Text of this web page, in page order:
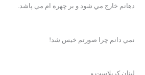
دهانم خارج مي شود و بر چهره ام مي پاشد.
نمي دانم چرا صورتم خيس شد!
لبنان کربلاست و …